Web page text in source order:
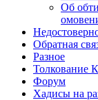
Об
Обратная
Разное
Толкование
Форум
Хадисы на